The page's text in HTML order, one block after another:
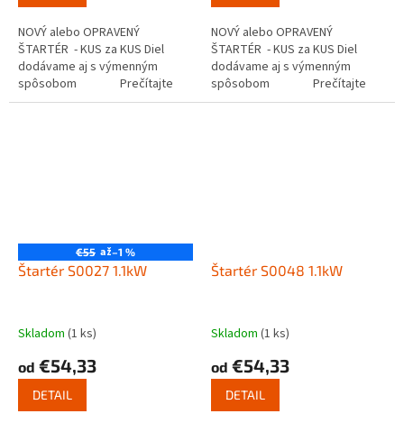
NOVÝ alebo OPRAVENÝ
ŠTARTÉR - KUS za KUS Diel
dodávame aj s výmenným
spôsobom Prečítajte
si ako funguje...
NOVÝ alebo OPRAVENÝ
ŠTARTÉR - KUS za KUS Diel
dodávame aj s výmenným
spôsobom Prečítajte
si ako funguje...
€55 až–1 %
Štartér S0027 1.1kW
Skladom (1 ks)
od €54,33
DETAIL
Štartér S0048 1.1kW
Skladom (1 ks)
od €54,33
DETAIL